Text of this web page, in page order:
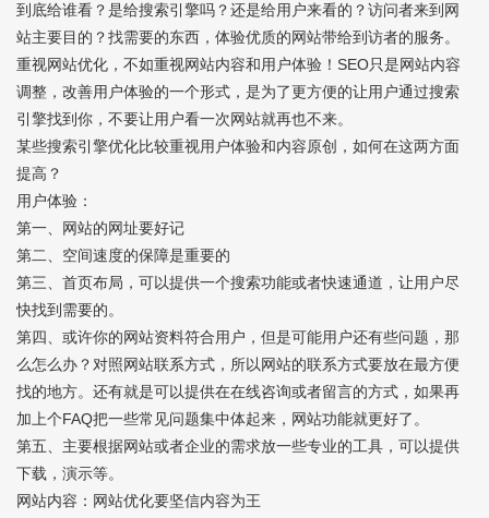
到底给谁看？是给搜索引擎吗？还是给用户来看的？访问者来到网
站主要目的？找需要的东西，体验优质的网站带给到访者的服务。
重视网站优化，不如重视网站内容和用户体验！SEO只是网站内容
调整，改善用户体验的一个形式，是为了更方便的让用户通过搜索
引擎找到你，不要让用户看一次网站就再也不来。
某些搜索引擎优化比较重视用户体验和内容原创，如何在这两方面
提高？
用户体验：
第一、网站的网址要好记
第二、空间速度的保障是重要的
第三、首页布局，可以提供一个搜索功能或者快速通道，让用户尽
快找到需要的。
第四、或许你的网站资料符合用户，但是可能用户还有些问题，那
么怎么办？对照网站联系方式，所以网站的联系方式要放在最方便
找的地方。还有就是可以提供在在线咨询或者留言的方式，如果再
加上个FAQ把一些常见问题集中体起来，网站功能就更好了。
第五、主要根据网站或者企业的需求放一些专业的工具，可以提供
下载，演示等。
网站内容：网站优化要坚信内容为王